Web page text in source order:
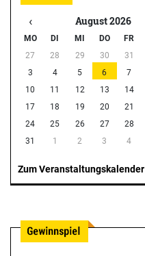
‹ August 2026
MO DI MI DO FR
27
28 29 30 31
3
4 5 6 7
10
11 12 13 14
17
18 19 20 21
24
25 26 27 28
31
1 2 3 4
Zum Veranstaltungskalender